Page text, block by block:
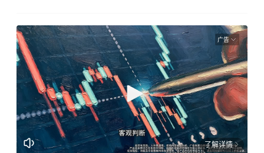
广告
了解详情